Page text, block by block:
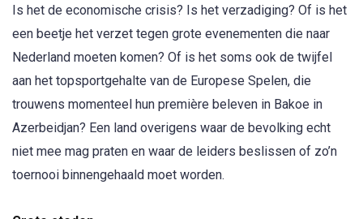
Is het de economische crisis? Is het verzadiging? Of is het
een beetje het verzet tegen grote evenementen die naar
Nederland moeten komen? Of is het soms ook de twijfel
aan het topsportgehalte van de Europese Spelen, die
trouwens momenteel hun première beleven in Bakoe in
Azerbeidjan? Een land overigens waar de bevolking echt
niet mee mag praten en waar de leiders beslissen of zo’n
toernooi binnengehaald moet worden.